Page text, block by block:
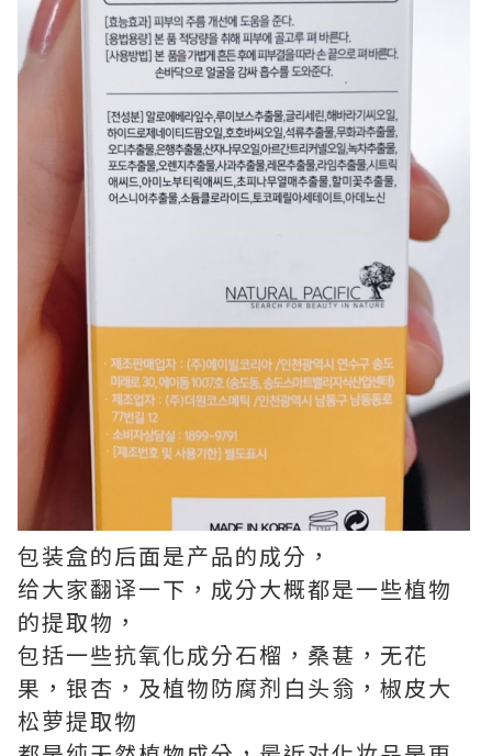
包装盒的后面是产品的成分，
给大家翻译一下，成分大概都是一些植物
的提取物，
包括一些抗氧化成分石榴，桑葚，无花
果，银杏，及植物防腐剂白头翁，椒皮大
松萝提取物